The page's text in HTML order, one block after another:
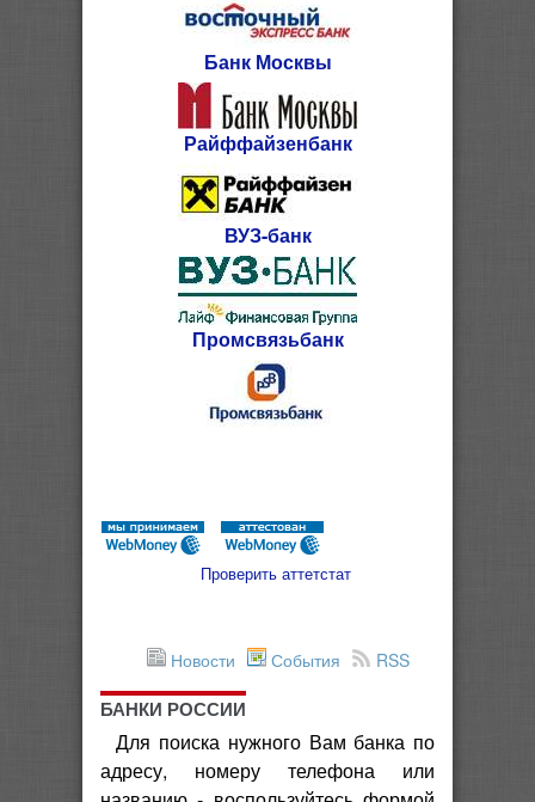
Банк Москвы
Райффайзенбанк
ВУЗ-банк
Промсвязьбанк
Проверить аттетстат
RSS
События
Новости
БАНКИ РОССИИ
Для поиска нужного Вам банка по
адресу, номеру телефона или